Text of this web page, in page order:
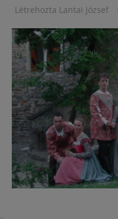
Létrehozta Lantai József